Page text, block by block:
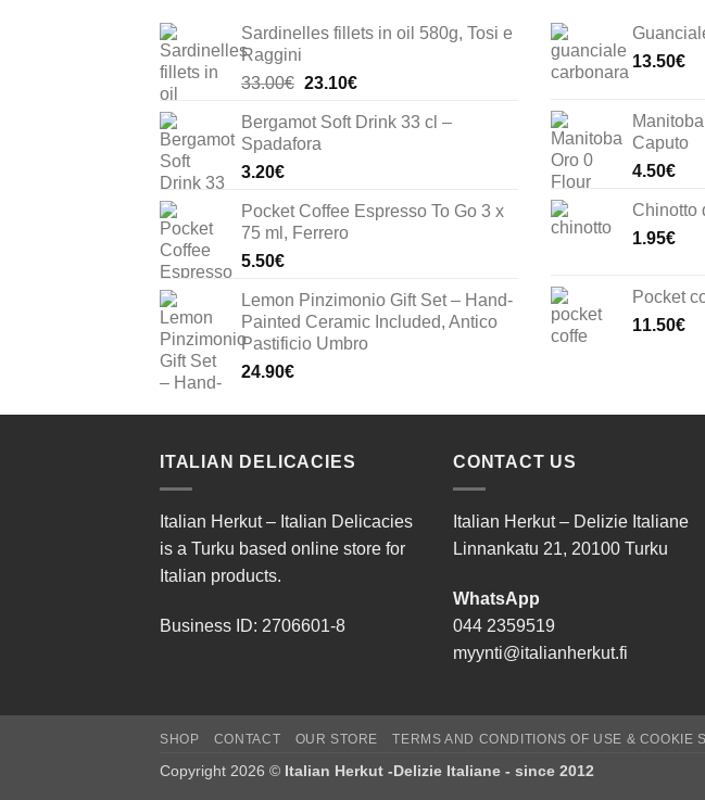
Sardinelles fillets in oil 580g, Tosi e
Raggini
33.00€ Original
was:
33.00€.
23.10€Current
is:
Bergamot Soft Drink 33 cl –
Spadafora
3.20€
Pocket Coffee Espresso To Go 3 x
75 ml, Ferrero
5.50€
Lemon Pinzimonio Gift Set – Hand-
Painted Ceramic Included, Antico
Pastificio Umbro
24.90€
13.50€
Caputo
4.50€
Chinotto
1.95€
Pocket
11.50€
ITALIAN DELICACIES
Italian Herkut – Italian Delicacies
is a Turku based online store for
Italian products.
Business ID: 2706601-8
CONTACT US
Italian Herkut – Delizie Italiane
Linnankatu 21, 20100 Turku
WhatsApp
044 2359519
myynti@italianherkut.fi
SHOP CONTACT OUR STORE TERMS AND CONDITIONS OF USE & COOKIE
Copyright 2026 © Italian Herkut -Delizie Italiane - since 2012